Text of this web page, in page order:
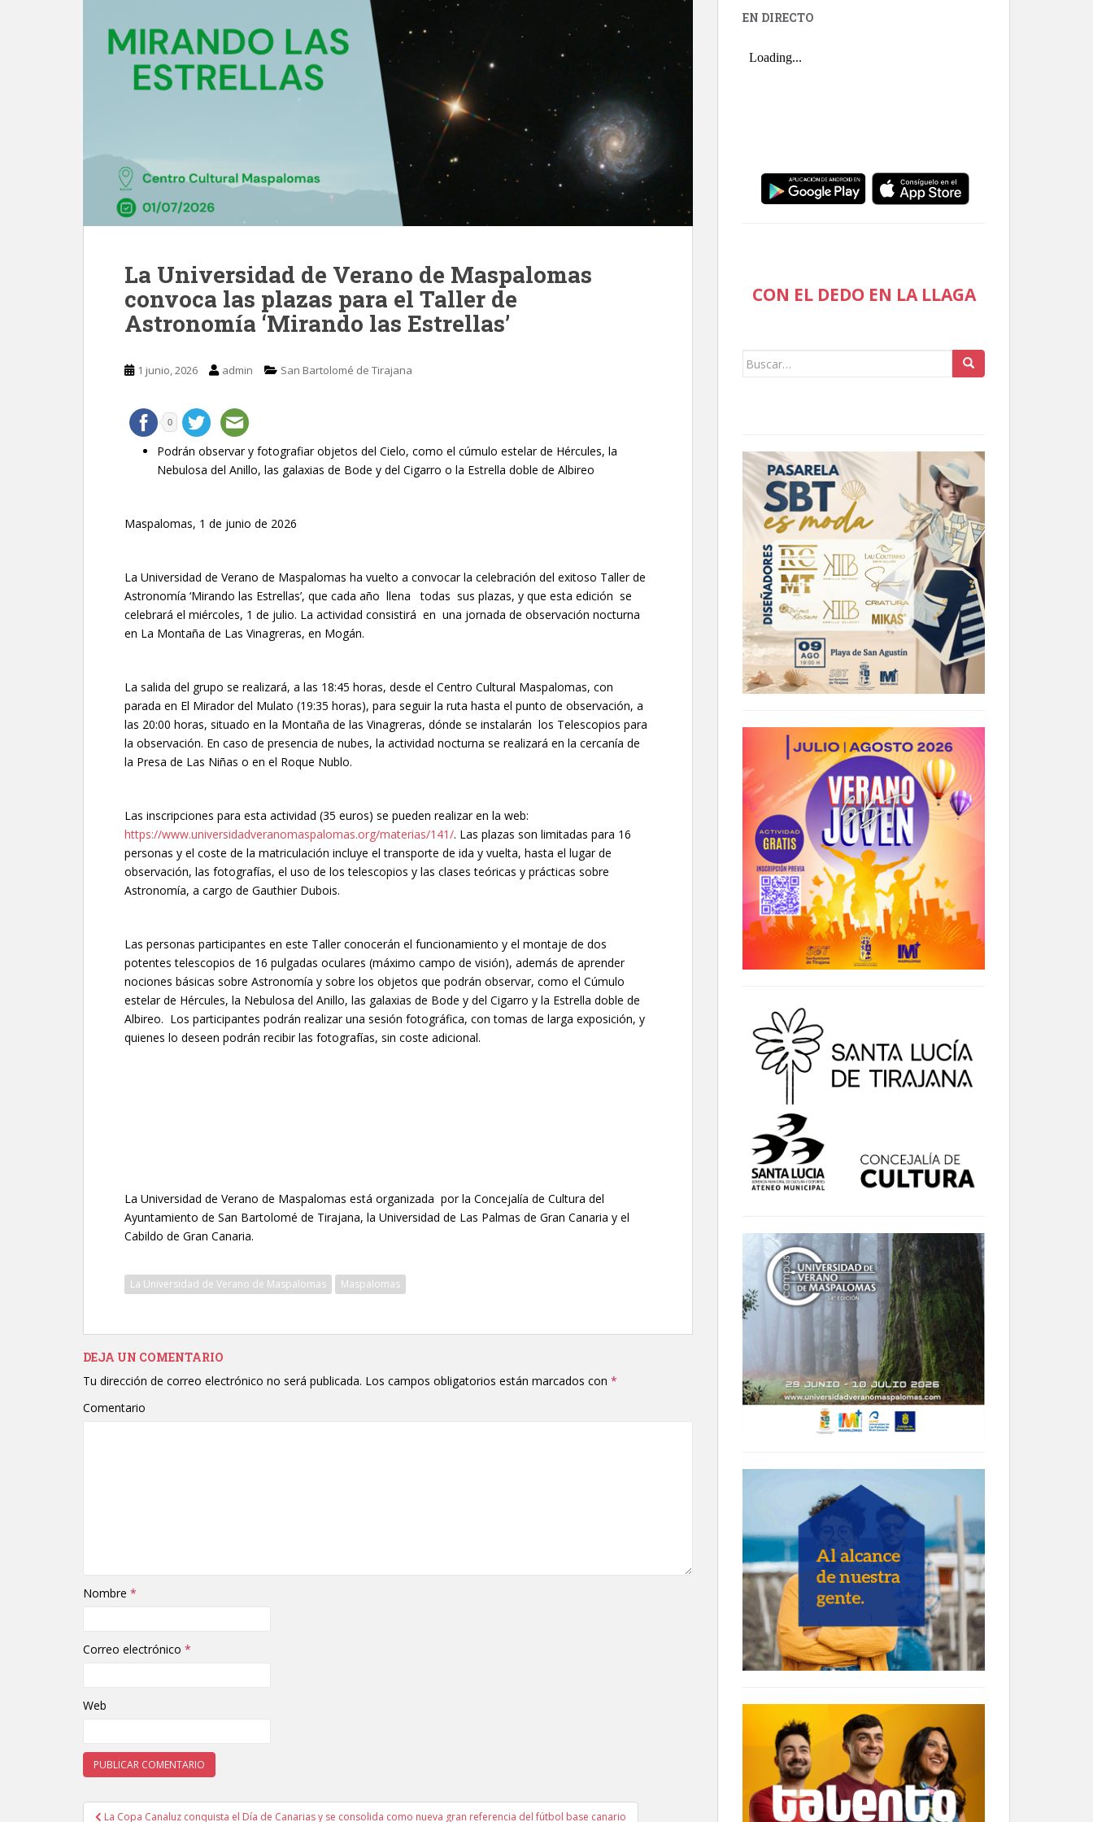
La Universidad de Verano de Maspalomas
convoca las plazas para el Taller de
Astronomía ‘Mirando las Estrellas’
1 junio, 2026 admin San Bartolomé de Tirajana
0
Podrán observar y fotografiar objetos del Cielo, como el cúmulo estelar de Hércules, la
Nebulosa del Anillo, las galaxias de Bode y del Cigarro o la Estrella doble de Albireo
Maspalomas, 1 de junio de 2026
La Universidad de Verano de Maspalomas ha vuelto a convocar la celebración del exitoso Taller de
Astronomía ‘Mirando las Estrellas’, que cada año llena todas sus plazas, y que esta edición se
celebrará el miércoles, 1 de julio. La actividad consistirá en una jornada de observación nocturna
en La Montaña de Las Vinagreras, en Mogán.
La salida del grupo se realizará, a las 18:45 horas, desde el Centro Cultural Maspalomas, con
parada en El Mirador del Mulato (19:35 horas), para seguir la ruta hasta el punto de observación, a
las 20:00 horas, situado en la Montaña de las Vinagreras, dónde se instalarán los Telescopios para
la observación. En caso de presencia de nubes, la actividad nocturna se realizará en la cercanía de
la Presa de Las Niñas o en el Roque Nublo.
Las inscripciones para esta actividad (35 euros) se pueden realizar en la web:
https://www.universidadveranomaspalomas.org/materias/141/. Las plazas son limitadas para 16
personas y el coste de la matriculación incluye el transporte de ida y vuelta, hasta el lugar de
observación, las fotografías, el uso de los telescopios y las clases teóricas y prácticas sobre
Astronomía, a cargo de Gauthier Dubois.
Las personas participantes en este Taller conocerán el funcionamiento y el montaje de dos
potentes telescopios de 16 pulgadas oculares (máximo campo de visión), además de aprender
nociones básicas sobre Astronomía y sobre los objetos que podrán observar, como el Cúmulo
estelar de Hércules, la Nebulosa del Anillo, las galaxias de Bode y del Cigarro y la Estrella doble de
Albireo. Los participantes podrán realizar una sesión fotográfica, con tomas de larga exposición, y
quienes lo deseen podrán recibir las fotografías, sin coste adicional.
La Universidad de Verano de Maspalomas está organizada por la Concejalía de Cultura del
Ayuntamiento de San Bartolomé de Tirajana, la Universidad de Las Palmas de Gran Canaria y el
Cabildo de Gran Canaria.
La Universidad de Verano de Maspalomas Maspalomas
DEJA UN COMENTARIO
Tu dirección de correo electrónico no será publicada. Los campos obligatorios están marcados con *
Comentario
Nombre *
Correo electrónico *
Web
La Copa Canaluz conquista el Día de Canarias y se consolida como nueva gran referencia del fútbol base canario
EN DIRECTO
CON EL DEDO EN LA LLAGA
Buscar: